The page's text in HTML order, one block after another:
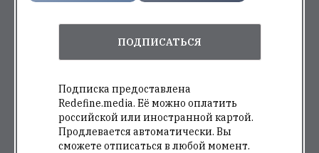
ПОДПИСАТЬСЯ
Подписка предоставлена
Redefine.media. Её можно оплатить
российской или иностранной картой.
Продлевается автоматически. Вы
сможете отписаться в любой момент.